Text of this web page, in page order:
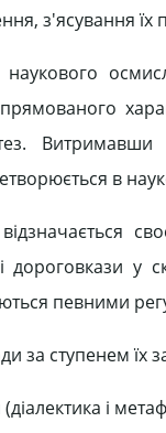
з'ясування їх
в
дороговкази у
певними
за ступенем їх
і